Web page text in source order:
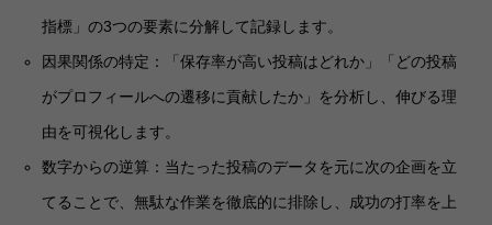
指標」の3つの要素に分解して記録します。
因果関係の特定：「保存率が高い投稿はどれか」「どの投稿
がプロフィールへの遷移に貢献したか」を分析し、伸びる理
由を可視化します。
数字からの逆算：当たった投稿のデータを元に次の企画を立
てることで、無駄な作業を徹底的に排除し、成功の打率を上